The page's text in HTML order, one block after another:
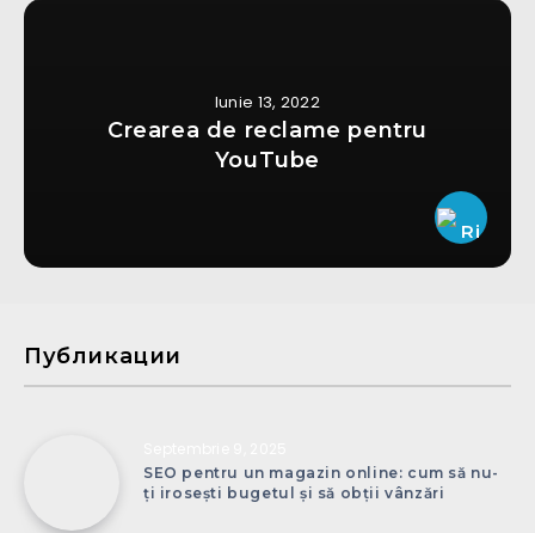
Iunie 13, 2022
Crearea de reclame pentru
YouTube
Публикации
SEO pentru un magazin online: cum să nu-
ți irosești bugetul și să obții vânzări